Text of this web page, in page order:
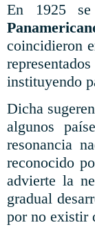
En 1925
coincidieron
instituyendo
Dicha
algunos
resonancia
reconocido
advierte la
gradual
por no existir